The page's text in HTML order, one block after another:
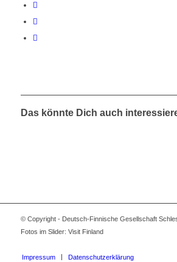
Das könnte Dich auch
© Copyright - Deutsch-Finnische Gesellschaft
Fotos im Slider: Visit Finland
Impressum Datenschutzerklärung